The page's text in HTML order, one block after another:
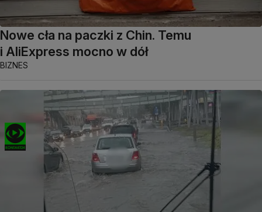
Nowe cła na paczki z Chin. Temu
i AliExpress mocno w dół
BIZNES